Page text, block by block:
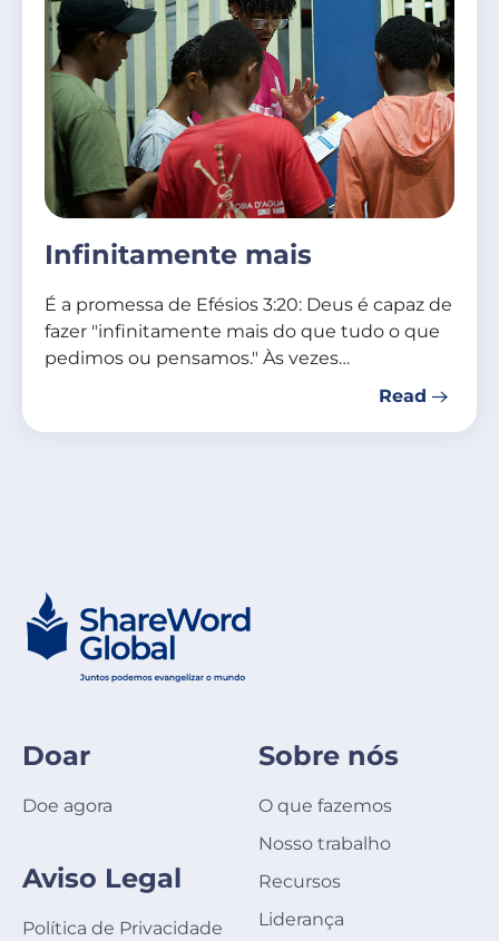
Infinitamente mais
É a promessa de Efésios 3:20: Deus é capaz de
fazer "infinitamente mais do que tudo o que
pedimos ou pensamos." Às vezes…
Read
Doar
Doe agora
Aviso Legal
Política de Privacidade
Sobre nós
O que fazemos
Nosso trabalho
Recursos
Liderança